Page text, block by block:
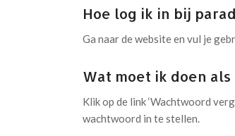
Hoe log ik in bij
Ga naar de website en vul je
Wat moet ik doen
Klik op de link ‘Wachtwoord
wachtwoord in te stellen.